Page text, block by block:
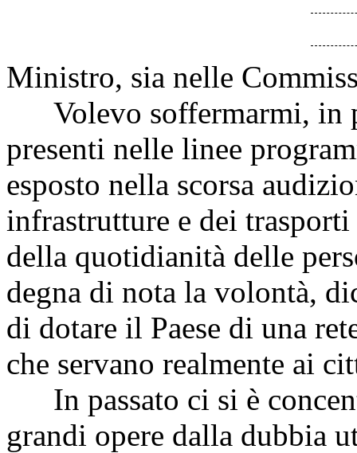
Ministro, sia nelle
Volevo soffermarmi, in
presenti nelle linee
esposto nella scorsa
infrastrutture e dei
della quotidianità delle
degna di nota la volontà,
di dotare il Paese di una
che servano realmente ai
In passato ci si è
grandi opere dalla dubbia